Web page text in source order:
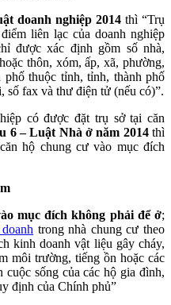
doanh nghiệp 2014thì “Trụ
liên lạc của doanh nghiệp
được xác định gồm số nhà,
thôn, xóm, ấp, xã, phường,
thuộc tỉnh, tỉnh, thành phố
số fax và thư điện tử (nếu có)”.
có được đặt trụ sở tại căn
6 – Luật Nhà ở năm 2014thì
hộ chung cư vào mục đích
mục đích không phải để ở;
trong nhà chung cư theo
kinh doanh vật liệu gây cháy,
môi trường, tiếng ồn hoặc các
sống của các hộ gia đình,
định của Chính phủ”